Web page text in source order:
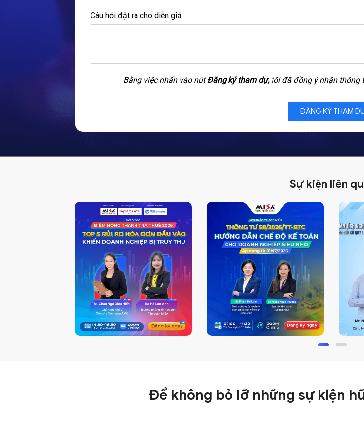
Câu hỏi đặt ra cho diễn giả
Bằng việc nhấn vào nútĐăng ký tham dự,tôi đã đồng ý nhận thông
Sự kiện liên
Để không bỏ lỡ những sự kiện